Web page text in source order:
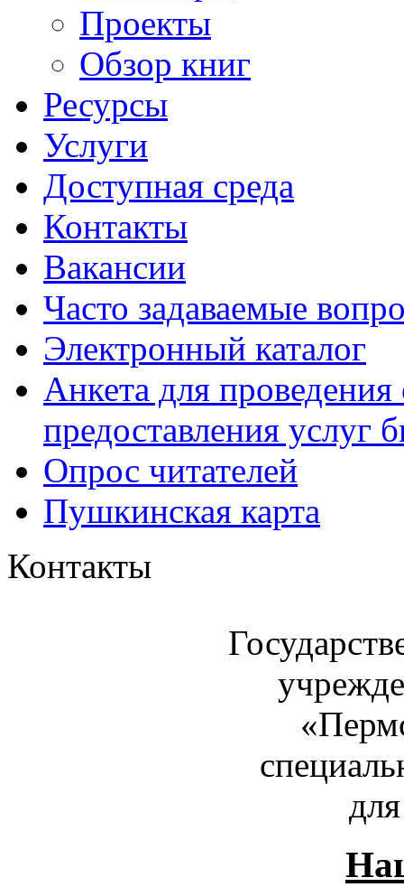
Проекты
Обзор книг
Ресурсы
Услуги
Доступная среда
Контакты
Вакансии
Часто задаваемые
Электронный каталог
Анкета для проведения
предоставления услуг
Опрос читателей
Пушкинская карта
Контакты